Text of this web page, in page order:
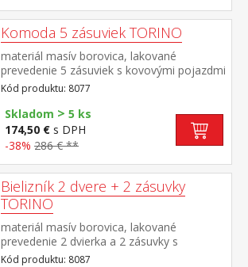
Komoda 5 zásuviek TORINO
materiál masív borovica, lakované
prevedenie 5 zásuviek s kovovými pojazdmi
Kód produktu: 8077
Skladom > 5 ks
174,50 € s DPH
-38% 286 € **
Bielizník 2 dvere + 2 zásuvky
TORINO
materiál masív borovica, lakované
prevedenie 2 dvierka a 2 zásuvky s
kovovými pojazdmi
Kód produktu: 8087